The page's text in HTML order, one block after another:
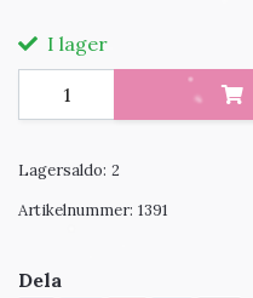
I lager
Lagersaldo: 2
Artikelnummer: 1391
Dela